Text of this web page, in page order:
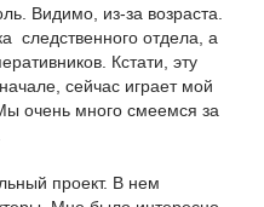
Видимо, из-за возраста.
следственного отдела, а
Кстати, эту
сейчас играет мой
очень много смеемся за
проект. В нем